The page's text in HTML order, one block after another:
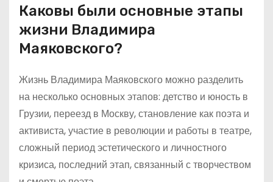
Каковы были основные этапы
жизни Владимира
Маяковского?
Жизнь Владимира Маяковского можно разделить
на несколько основных этапов: детство и юность в
Грузии, переезд в Москву, становление как поэта и
активиста, участие в революции и работы в театре,
сложный период эстетического и личностного
кризиса, последний этап, связанный с творчеством